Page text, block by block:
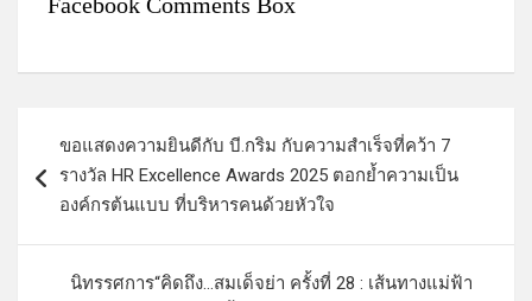
แ
ขอแสดงความยินดีกับ บี.กริม กับความสำเร็จที่คว้า 7
รางวัล HR Excellence Awards 2025 ตอกย้ำความเป็น
องค์กรต้นแบบ ที่บริหารคนด้วยหัวใจ
นิทรรศการ“คิดถึง…สมเด็จย่า ครั้งที่ 28 : เส้นทางแม่ฟ้า